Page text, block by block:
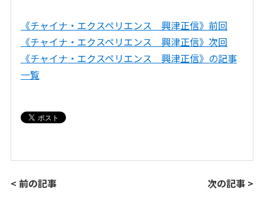
《チャイナ・エクスペリエンス 興津正信》前回
《チャイナ・エクスペリエンス 興津正信》次回
《チャイナ・エクスペリエンス 興津正信》の記事
一覧
< 前の記事 次の記事 >